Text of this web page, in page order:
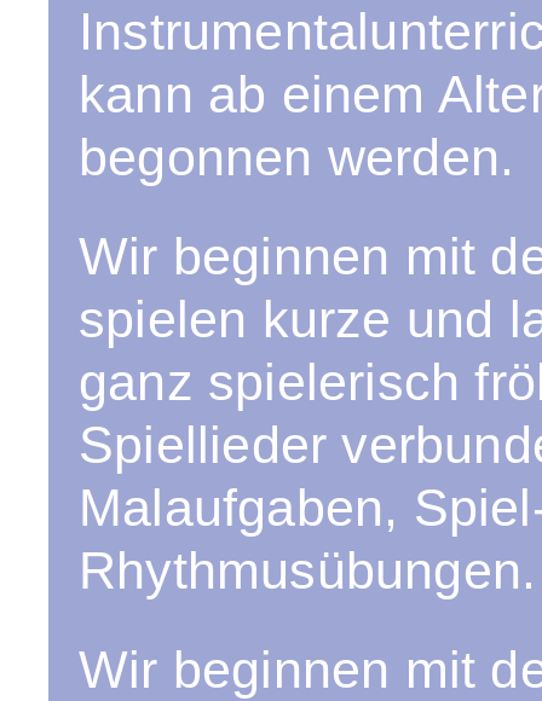
kann ab einem
begonnen werden.
Wir beginnen mit
spielen kurze und
ganz spielerisch
Spiellieder
Malaufgaben,
Rhythmusübungen.
Wir beginnen mit